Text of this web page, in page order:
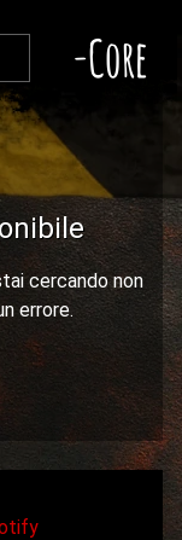
-Core
cercando non
errore.